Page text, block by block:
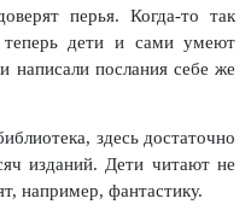
перья. Когда-то так
дети и сами умеют
написали послания себе же
здесь достаточно
изданий. Дети читают не
например, фантастику.